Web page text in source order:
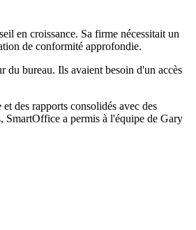
en croissance. Sa firme nécessitait un
de conformité approfondie.
du bureau. Ils avaient besoin d'un accès
des rapports consolidés avec des
SmartOffice a permis à l'équipe de Gary